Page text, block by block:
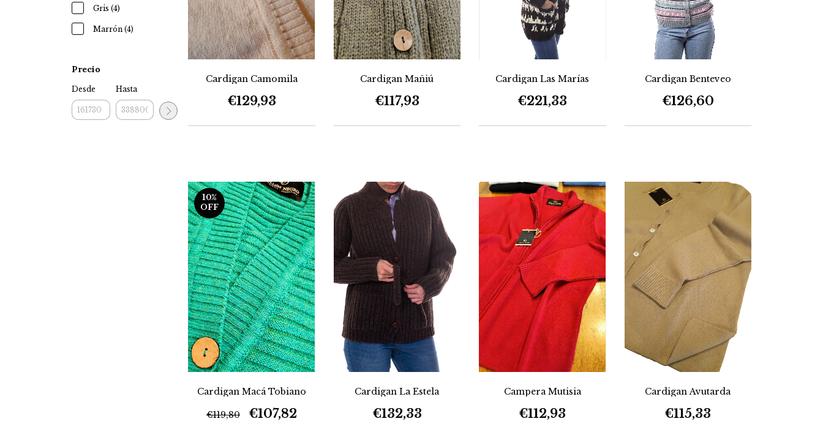
Gris (4)
Marrón (4)
Precio
Desde Hasta
Cardigan Camomila
€129,93
Cardigan Mañiú
€117,93
Cardigan Las Marías
€221,33
Cardigan Benteveo
€126,60
10%
OFF
Cardigan Macá Tobiano
€119,80 €107,82
Cardigan La Estela
€132,33
Campera Mutisia
€112,93
Cardigan Avutarda
€115,33